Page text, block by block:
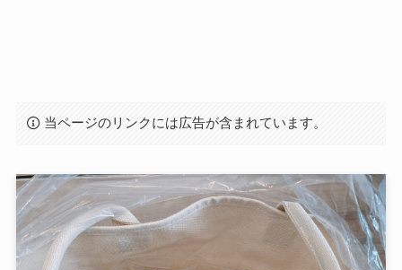
当ページのリンクには広告が含まれています。